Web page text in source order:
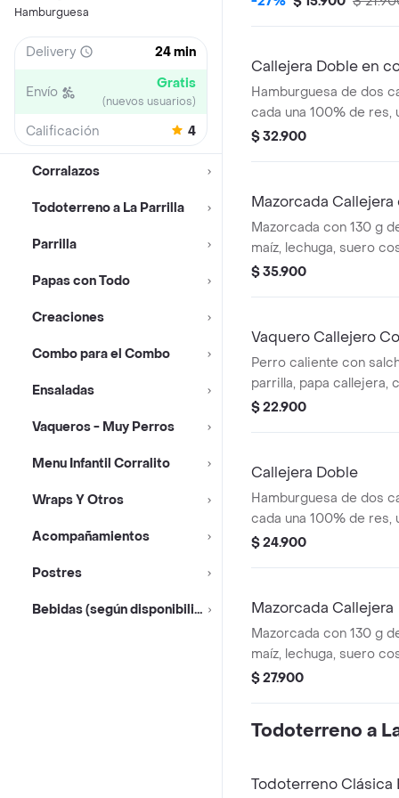
Hamburguesa
Delivery 24 min
Envío Gratis
(nuevos usuarios)
Calificación 4
Corralazos
Todoterreno a La Parrilla
Parrilla
Papas con Todo
Creaciones
Combo para el Combo
Ensaladas
Vaqueros - Muy Perros
Menu Infantil Corralito
Wraps Y Otros
Acompañamientos
Postres
Bebidas (según disponibilidad)
Callejera Doble en
Hamburguesa de dos
cada una 100% de res,
queso tipo mozzarella,
bebida PET
$ 32.900
Mazorcada
Mazorcada con 130 g
maíz, lechuga, suero
costeño, salsa BBQ,
$ 35.900
Vaquero Callejero
Perro caliente con
parrilla, papa callejera,
salsa blanca, salsa de
$ 22.900
Callejera Doble
Hamburguesa de dos
cada una 100% de res,
queso tipo mozzarella,
$ 24.900
Mazorcada Callejera
Mazorcada con 130 g
maíz, lechuga, suero
costeño, salsa BBQ,
$ 27.900
Todoterreno a
Todoterreno Clásica